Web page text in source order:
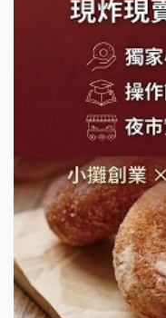
SHARE TEA歇腳
潮味決-湯滷專門
鬍子茶加盟說明會
微風亭鐵板燒加盟
漫步藍咖啡加盟說
明石章魚燒加盟說